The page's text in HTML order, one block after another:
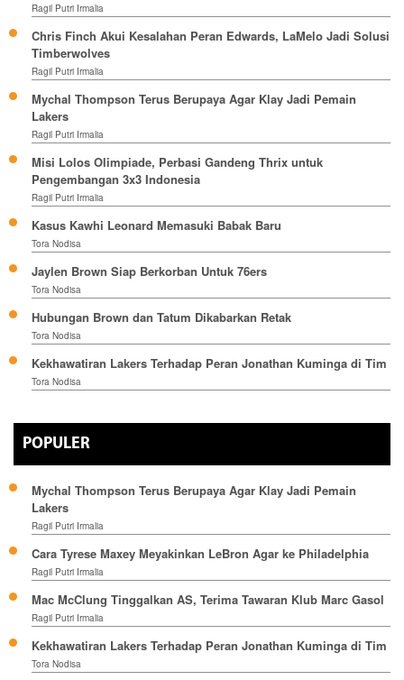
Ragil Putri Irmalia
Chris Finch Akui Kesalahan Peran Edwards, LaMelo Jadi Solusi
Timberwolves
Ragil Putri Irmalia
Mychal Thompson Terus Berupaya Agar Klay Jadi Pemain
Lakers
Ragil Putri Irmalia
Misi Lolos Olimpiade, Perbasi Gandeng Thrix untuk
Pengembangan 3x3 Indonesia
Ragil Putri Irmalia
Kasus Kawhi Leonard Memasuki Babak Baru
Tora Nodisa
Jaylen Brown Siap Berkorban Untuk 76ers
Tora Nodisa
Hubungan Brown dan Tatum Dikabarkan Retak
Tora Nodisa
Kekhawatiran Lakers Terhadap Peran Jonathan Kuminga di Tim
Tora Nodisa
POPULER
Mychal Thompson Terus Berupaya Agar Klay Jadi Pemain
Lakers
Ragil Putri Irmalia
Cara Tyrese Maxey Meyakinkan LeBron Agar ke Philadelphia
Ragil Putri Irmalia
Mac McClung Tinggalkan AS, Terima Tawaran Klub Marc Gasol
Ragil Putri Irmalia
Kekhawatiran Lakers Terhadap Peran Jonathan Kuminga di Tim
Tora Nodisa